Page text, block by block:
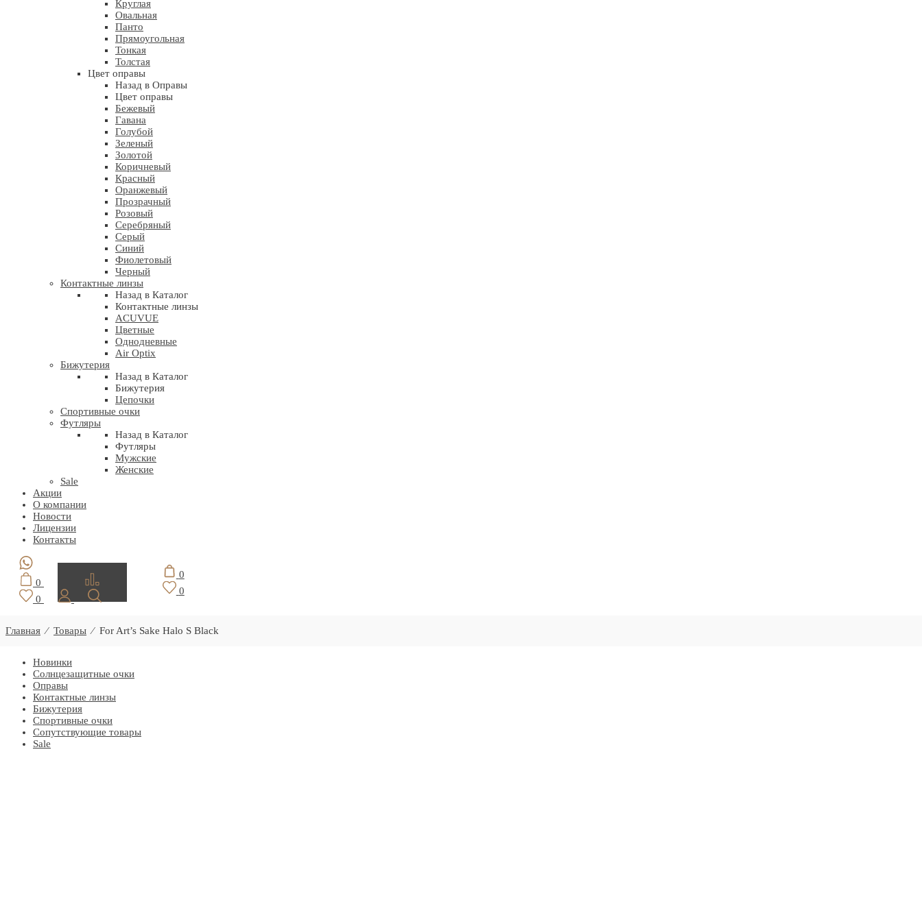
Круглая
Овальная
Панто
Прямоугольная
Тонкая
Толстая
Цвет оправы
Назад в Оправы
Цвет оправы
Бежевый
Гавана
Голубой
Зеленый
Золотой
Коричневый
Красный
Оранжевый
Прозрачный
Розовый
Серебряный
Серый
Синий
Фиолетовый
Черный
Контактные линзы
Назад в Каталог
Контактные линзы
ACUVUE
Цветные
Однодневные
Air Optix
Бижутерия
Назад в Каталог
Бижутерия
Цепочки
Спортивные очки
Футляры
Назад в Каталог
Футляры
Мужские
Женские
Sale
Акции
О компании
Новости
Лицензии
Контакты
0
0
0
0
Главная ⁄ Товары ⁄ For Art’s Sake Halo S Black
Новинки
Солнцезащитные очки
Оправы
Контактные линзы
Бижутерия
Спортивные очки
Сопутствующие товары
Sale